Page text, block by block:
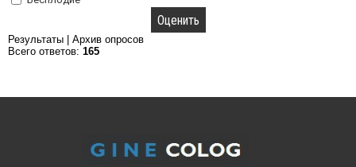
Результаты
Архив опросов
Всего ответов: 165